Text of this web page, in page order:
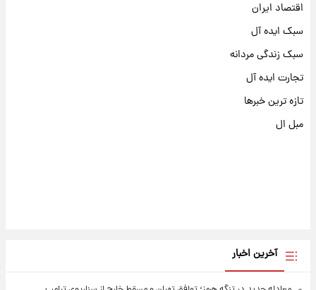
اقتصاد ایران
سبک ایده آل
سبک زندگی مردانه
تجارت ایده آل
تازه ترین خبرها
مبل ال
آخرین اخبار